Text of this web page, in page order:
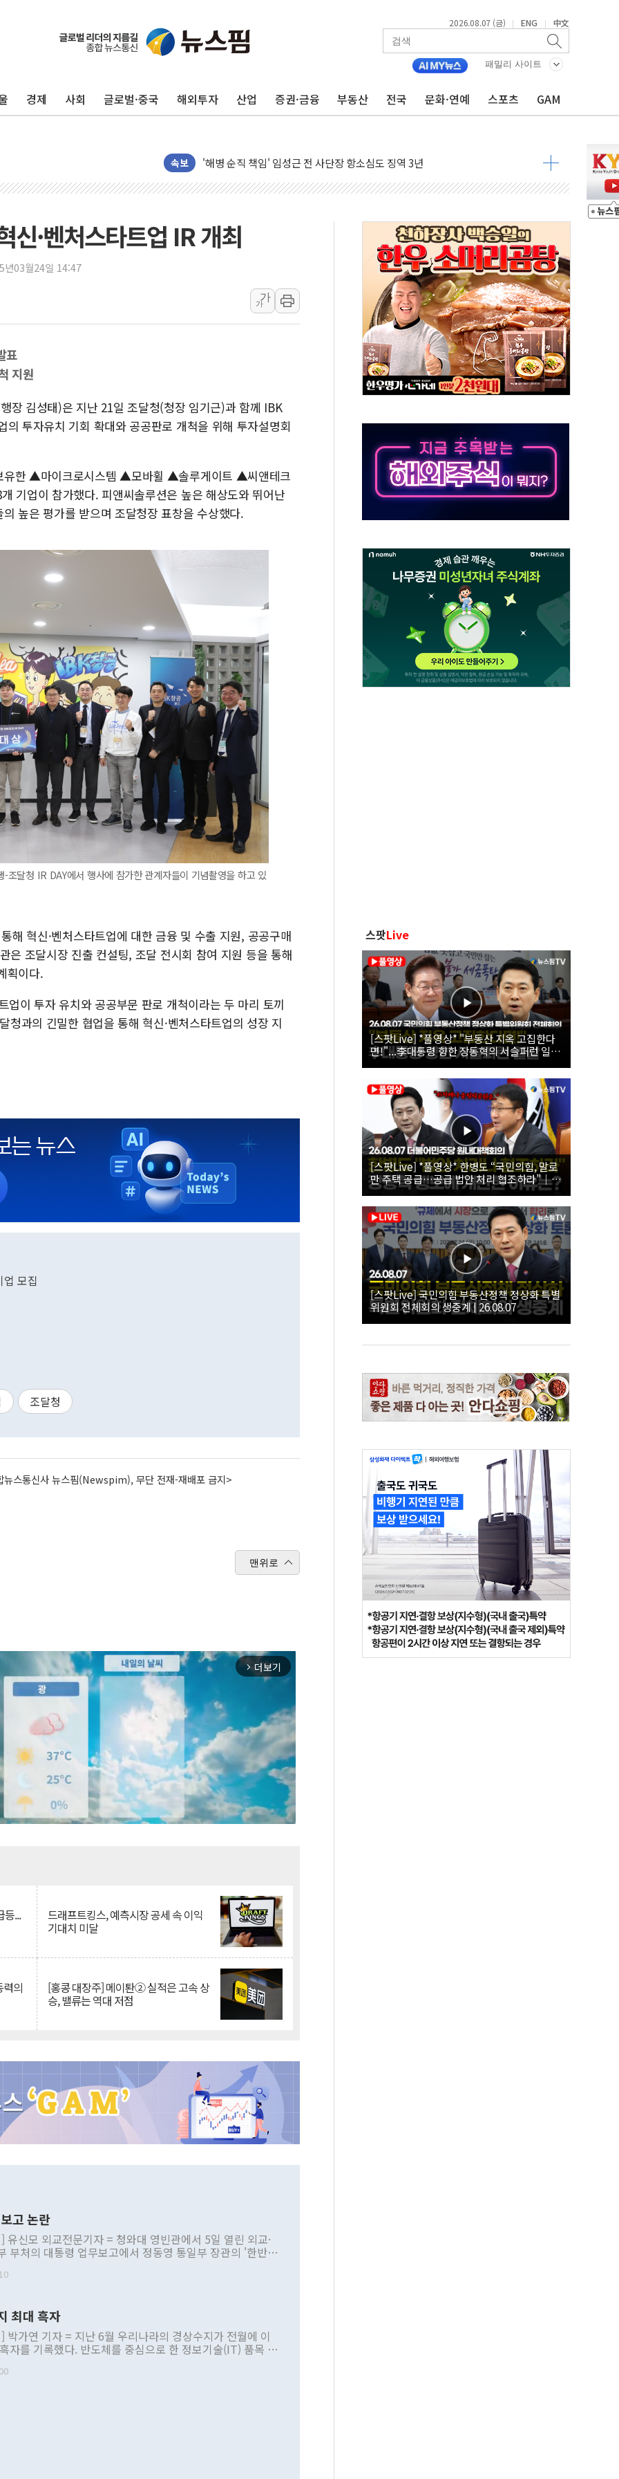
2026.08.07 (금) | ENG | 中文
패밀리 사이트
경제 사회 글로벌·중국 해외투자 산업 증권·금융 부동산 전국 문화·연예 스포츠 GAM
속보
전남광주 화정역 인근 도로 4중 추돌…1명 심정지·5명 부상
헥토이노베이션, 상반기 매출 첫 2000억원 돌파
우리은행, 고창해상풍력에 4000억 금융 지원
민병덕 "오늘 67개 점포 영업 재개...장바구니에 홈플러스 담아달라" 호소
하나금융이 쏘아 올린 CIFO, 금융지주 포용금융 조직개편 신호탄
종합특검, '尹 관저 이전 감사 무마' 유병호 구속 기소
코스피·코스닥 오전 동반 하락…내린 종목이 두 배 넘어
'입추'인데 연일 찜통더위…김성환 기후부 장관 "예측범위 벗어나도 즉시대응"
"최대 2시간 앞서 침수 예측"…건설연, AI 위험기상 기술 개발
유니슨 "국내생산세액공제·인증제도 개선 수혜 기대"
창호 교체하다 난간 무너져…대전서 50대 일용직 추락 사망
장동혁 "규제와 대출 풀고 재개발·재건축 촉진하는 것이 부동산 정상화"
[속보] 종합특검, '尹 관저 이전 감사 무마' 유병호 감사위원 구속 기소
AI에 승부 건 네이버…내년 AI 팩토리 매출 본격화
日, 4~6월 105조원 환시 개입...4월 말 '56조원' 사상 최대
오렌지플래닛 창업재단, 스타트업 지원 프로그램 성료
경찰, '300억대 사기 혐의' 차가원 대표 구속 송치
·벤처스타트업 IR 개최
년03월24일 14:47
가
가
표
지원
장 김성태)은 지난 21일 조달청(청장 임기근)과 함께 IBK
의 투자유치 기회 확대와 공공판로 개척을 위해 투자설명회
유한 ▲마이크로시스템 ▲모바휠 ▲솔루게이트 ▲씨앤테크
업이 참가했다. 피앤씨솔루션은 높은 해상도와 뛰어난
높은 평가를 받으며 조달청장 표창을 수상했다.
달청 IR DAY에서 행사에 참가한 관계자들이 기념촬영을 하고 있
해 혁신·벤처스타트업에 대한 금융 및 수출 지원, 공공구매
은 조달시장 진출 컨설팅, 조달 전시회 참여 지원 등을 통해
획이다.
업이 투자 유치와 공공부문 판로 개척이라는 두 마리 토끼
과의 긴밀한 협업을 통해 혁신·벤처스타트업의 성장 지
모집
조달청
뉴스통신사 뉴스핌(Newspim), 무단 전재-재배포 금지>
맨위로
arrow_forward_ios 더보기
등... 드래프트킹스, 예측시장 공세 속 이익
기대치 미달
의 [홍콩 대장주] 메이퇀② 실적은 고속 상
승, 밸류는 역대 저점
고 논란
유신모 외교전문기자 = 청와대 영빈관에서 5일 열린 외교·
부처의 대통령 업무보고에서 정동영 통일부 장관의 '한반도
부 내 조율을 거치지 않은 사안을 정책으로 추진하겠다고 공
근거한 비현실적 구상'이라는 비판을 내놨다. 그동안 정 장
관련 발언이 물의를 빚은 적은 여러 번 있지만 대통령과 유
공개적으로 부정적 입장을 표명한 것은 이례적이다. 정 장
북 접근법과 월권을 제어해야 한다는 목소리도 높아지고 있
최대 흑자
박가연 기자 = 지난 6월 우리나라의 경상수지가 전월에 이
자를 기록했다. 반도체를 중심으로 한 정보기술(IT) 품목 수
르
스팟Live
[스팟Live] *풀영상* "부동산 지옥 고집한다
면!"...李대통령 향한 장동혁의 서슬퍼런 일갈
| 26.08.07 국민의힘 부동산정책 정상화 특별
위원회 전체회의
[스팟Live] *풀영상* 한병도 “국민의힘, 말로
만 주택 공급…공급 법안 처리 협조하라”｜
26.08.07 더불어민주당 원내대책회의
[스팟Live] 국민의힘 부동산정책 정상화 특별
위원회 전체회의 생중계 | 26.08.07